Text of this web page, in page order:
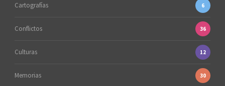
Cartografías 6
Conflictos 36
Culturas 12
Memorias 30